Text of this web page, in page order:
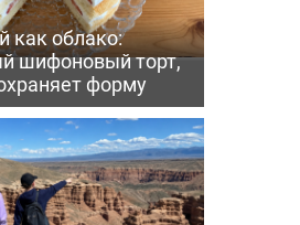
как облако:
шифоновый торт,
форму